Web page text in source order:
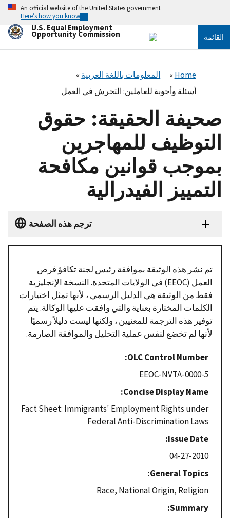
تجاوز
المحتوى
الرئيسي
An official website of the United States government
Here’s how you know
U.S. Equal Employment
Opportunity Commission القائمة
Home
المعلومات باللغة العربية
أسئلة وأجوبة للعاملين: التحرش في العمل
صحيفة الحقيقة: حقوق
التوظيف للمهاجرين
بموجب قوانين مكافحة
التمييز الفيدرالية
ترجم هذه الصفحة
تم نشر هذه الوثيقة بموافقة رئيس لجنة تكافؤ فرص
العمل (EEOC) في الولايات المتحدة. النسخة الإنجليزية
فقط من الوثيقة هي الدليل الرسمي ، لأنها تمثل اختيارات
الكلمات المختارة بعناية والتي وافقت عليها الوكالة. يتم
توفير هذه الترجمة للمعنيين ، ولكنها ليست دليلاً رسميًا
لأنها لم تخضع لنفس عملية التحليل والموافقة الصارمة.
OLC Control Number
EEOC-NVTA-0000-5
Concise Display Name
Fact Sheet: Immigrants' Employment Rights under
Federal Anti-Discrimination Laws
Issue Date
04-27-2010
General Topics
Race, National Origin, Religion
Summary